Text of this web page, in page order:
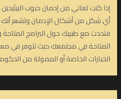
إذا كنت تعاني من إدمان حبوب البيثيدين
أي شكل من أشكال الإدمان وتشعر أنك
فتحدث مع طبيبك حول البرامج المتاحة
المتاحة في مجتمعك حيث تتوفر في
الخيارات الخاصة أو الممولة من